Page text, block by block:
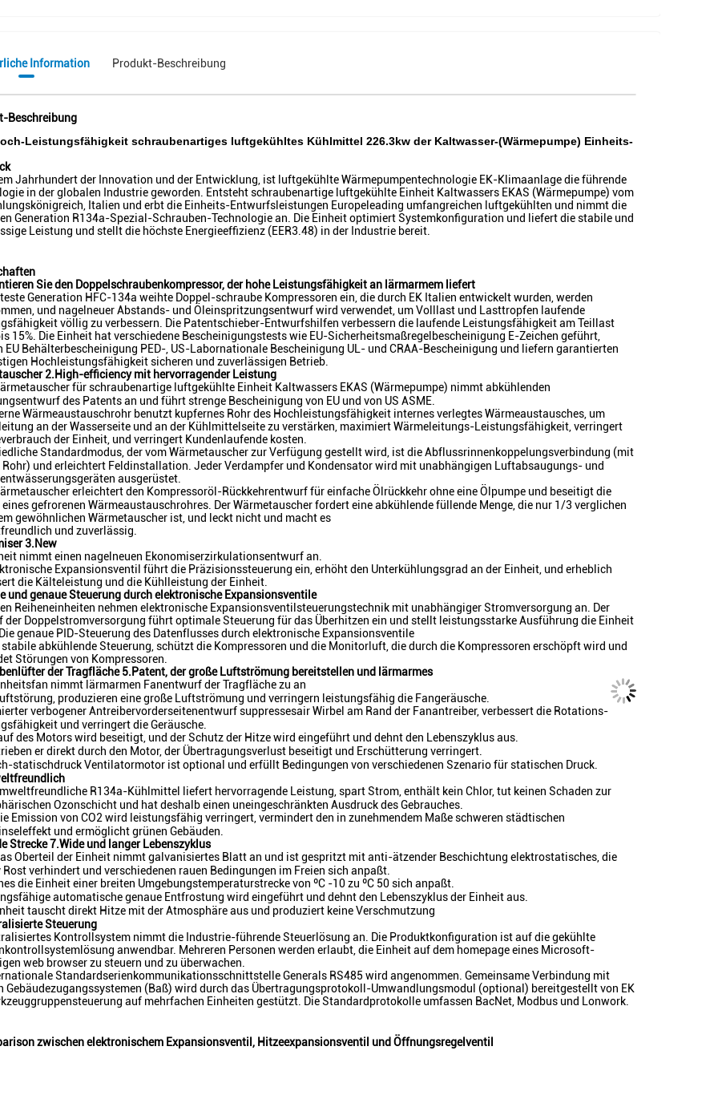
Information Produkt-Beschreibung
Beschreibung
Leistungsfähigkeit schraubenartiges luftgekühltes Kühlmittel 226.3kw der Kaltwasser-(Wärmepumpe) Einheits-
Jahrhundert der Innovation und der Entwicklung, ist luftgekühlte Wärmepumpentechnologie EK-Klimaanlage die führende
in der globalen Industrie geworden. Entsteht schraubenartige luftgekühlte Einheit Kaltwassers EKAS (Wärmepumpe) vom
Italien und erbt die Einheits-Entwurfsleistungen Europeleading umfangreichen luftgekühlten und nimmt die
Generation R134a-Spezial-Schrauben-Technologie an. Die Einheit optimiert Systemkonfiguration und liefert die stabile und
Leistung und stellt die höchste Energieeffizienz (EER3.48) in der Industrie bereit.
Sie den Doppelschraubenkompressor, der hohe Leistungsfähigkeit an lärmarmem liefert
Generation HFC-134a weihte Doppel-schraube Kompressoren ein, die durch EK Italien entwickelt wurden, werden
und nagelneuer Abstands- und Öleinspritzungsentwurf wird verwendet, um Volllast und Lasttropfen laufende
völlig zu verbessern. Die Patentschieber-Entwurfshilfen verbessern die laufende Leistungsfähigkeit am Teillast
15%. Die Einheit hat verschiedene Bescheinigungstests wie EU-Sicherheitsmaßregelbescheinigung E-Zeichen geführt,
EU Behälterbescheinigung PED-, US-Labornationale Bescheinigung UL- und CRAA-Bescheinigung und liefern garantierten
Hochleistungsfähigkeit sicheren und zuverlässigen Betrieb.
2.High-efficiency mit hervorragender Leistung
für schraubenartige luftgekühlte Einheit Kaltwassers EKAS (Wärmepumpe) nimmt abkühlenden
des Patents an und führt strenge Bescheinigung von EU und von US ASME.
Wärmeaustauschrohr benutzt kupfernes Rohr des Hochleistungsfähigkeit internes verlegtes Wärmeaustausches, um
an der Wasserseite und an der Kühlmittelseite zu verstärken, maximiert Wärmeleitungs-Leistungsfähigkeit, verringert
der Einheit, und verringert Kundenlaufende kosten.
Standardmodus, der vom Wärmetauscher zur Verfügung gestellt wird, ist die Abflussrinnenkoppelungsverbindung (mit
Rohr) und erleichtert Feldinstallation. Jeder Verdampfer und Kondensator wird mit unabhängigen Luftabsaugungs- und
ausgerüstet.
erleichtert den Kompressoröl-Rückkehrentwurf für einfache Ölrückkehr ohne eine Ölpumpe und beseitigt die
eines gefrorenen Wärmeaustauschrohres. Der Wärmetauscher fordert eine abkühlende füllende Menge, die nur 1/3 verglichen
gewöhnlichen Wärmetauscher ist, und leckt nicht und macht es
und zuverlässig.
3.New
nimmt einen nagelneuen Ekonomiserzirkulationsentwurf an.
Expansionsventil führt die Präzisionssteuerung ein, erhöht den Unterkühlungsgrad an der Einheit, und erheblich
die Kälteleistung und die Kühlleistung der Einheit.
und genaue Steuerung durch elektronische Expansionsventile
Reiheneinheiten nehmen elektronische Expansionsventilsteuerungstechnik mit unabhängiger Stromversorgung an. Der
der Doppelstromversorgung führt optimale Steuerung für das Überhitzen ein und stellt leistungsstarke Ausführung die Einheit
genaue PID-Steuerung des Datenflusses durch elektronische Expansionsventile
abkühlende Steuerung, schützt die Kompressoren und die Monitorluft, die durch die Kompressoren erschöpft wird und
Störungen von Kompressoren.
der Tragfläche 5.Patent, der große Luftströmung bereitstellen und lärmarmes
nimmt lärmarmen Fanentwurf der Tragfläche zu an
produzieren eine große Luftströmung und verringern leistungsfähig die Fangeräusche.
verbogener Antreibervorderseitenentwurf suppressesair Wirbel am Rand der Fanantreiber, verbessert die Rotations-
und verringert die Geräusche.
des Motors wird beseitigt, und der Schutz der Hitze wird eingeführt und dehnt den Lebenszyklus aus.
er direkt durch den Motor, der Übertragungsverlust beseitigt und Erschütterung verringert.
statischdruck Ventilatormotor ist optional und erfüllt Bedingungen von verschiedenen Szenario für statischen Druck.
R134a-Kühlmittel liefert hervorragende Leistung, spart Strom, enthält kein Chlor, tut keinen Schaden zur
Ozonschicht und hat deshalb einen uneingeschränkten Ausdruck des Gebrauches.
Emission von CO2 wird leistungsfähig verringert, vermindert den in zunehmendem Maße schweren städtischen
und ermöglicht grünen Gebäuden.
Strecke 7.Wide und langer Lebenszyklus
Oberteil der Einheit nimmt galvanisiertes Blatt an und ist gespritzt mit anti-ätzender Beschichtung elektrostatisches, die
verhindert und verschiedenen rauen Bedingungen im Freien sich anpaßt.
die Einheit einer breiten Umgebungstemperaturstrecke von ºC -10 zu ºC 50 sich anpaßt.
automatische genaue Entfrostung wird eingeführt und dehnt den Lebenszyklus der Einheit aus.
tauscht direkt Hitze mit der Atmosphäre aus und produziert keine Verschmutzung
Steuerung
Kontrollsystem nimmt die Industrie-führende Steuerlösung an. Die Produktkonfiguration ist auf die gekühlte
anwendbar. Mehreren Personen werden erlaubt, die Einheit auf dem homepage eines Microsoft-
web browser zu steuern und zu überwachen.
Standardserienkommunikationsschnittstelle Generals RS485 wird angenommen. Gemeinsame Verbindung mit
Gebäudezugangssystemen (Baß) wird durch das Übertragungsprotokoll-Umwandlungsmodul (optional) bereitgestellt von EK
auf mehrfachen Einheiten gestützt. Die Standardprotokolle umfassen BacNet, Modbus und Lonwork.
zwischen elektronischem Expansionsventil, Hitzeexpansionsventil und Öffnungsregelventil